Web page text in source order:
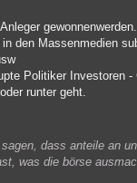
gewonnenwerden.
den Massenmedien
Politiker Investoren
runter geht.
dass anteile an
was die börse